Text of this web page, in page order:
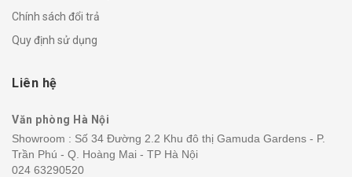
Chính sách đổi trả
Quy định sử dụng
Liên hệ
Văn phòng Hà Nội
Showroom : Số 34 Đường 2.2 Khu đô thị Gamuda Gardens - P.
Trần Phú - Q. Hoàng Mai - TP Hà Nội
024 63290520